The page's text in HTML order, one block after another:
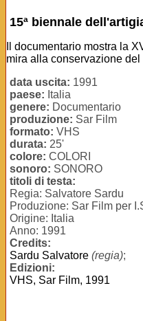
15ª biennale
Il documentario mostra la
mira alla conservazione
data uscita: 1991
paese: Italia
genere: Documentario
produzione: Sar Film
formato: VHS
durata: 25'
colore: COLORI
sonoro: SONORO
titoli di testa:
Regia: Salvatore Sardu
Produzione: Sar Film per
Origine: Italia
Anno: 1991
Credits:
Sardu Salvatore (regia);
Edizioni:
VHS, Sar Film, 1991